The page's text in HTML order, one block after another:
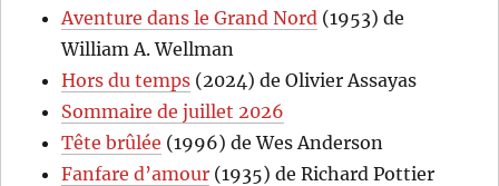
Aventure dans le Grand Nord (1953) de
William A. Wellman
Hors du temps (2024) de Olivier Assayas
Sommaire de juillet 2026
Tête brûlée (1996) de Wes Anderson
Fanfare d’amour (1935) de Richard Pottier